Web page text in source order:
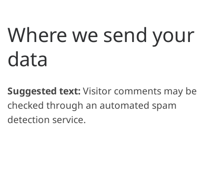
Where we send your
data
Suggested text:Visitor comments may be
checked through an automated spam
detection service.